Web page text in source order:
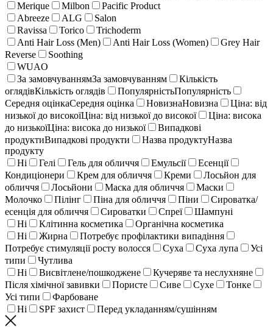
Merique
Milbon
Pacific Product
Abreeze
ALG
Salon
Ravissa
Torico
Trichoderm
Anti Hair Loss (Men)
Anti Hair Loss (Women)
Grey Hair
Reverse
Soothing
WUAO
За замовчуваннямЗа замовчуванням
Кількість
оглядівКількість оглядів ПопулярністьПопулярність
Середня оцінкаСередня оцінка НовизнаНовизна
Ціна: від
низької до високоїЦіна: від низької до високої
Ціна: висока
до низькоїЦіна: висока до низької
Випадкові
продуктиВипадкові продукти Назва продуктуНазва
продукту
Ні
Гелі Гель для обличчя Емульсії
Есенції
Кондиціонери
Крем для обличчя Креми
Лосьйон для
обличчя
Лосьйони Маска для обличчя
Маски
Молочко
Пілінг Піна для обличчя Піни
Сироватка/
есенція для обличчя
Сироватки Спреї
Шампуні
Ні
Клітинна косметика
Органічна косметика
Ні
Жирна
Потребує профілактики випадіння
Потребує стимуляції росту волосся
Суха Суха лупа
Усі
типи
Чутлива
Ні
Висвітлене/пошкоджене
Кучеряве та неслухняне
Після хімічної завивки
Пористе Сиве Сухе
Тонке
Усі типи
Фарбоване
Ні
SPF захист Перед укладанням/сушінням